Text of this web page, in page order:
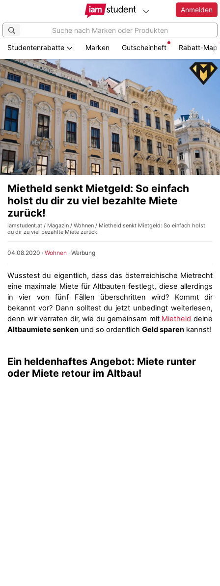
Anmelden
Studentenrabatte Marken Gutscheinheft Rabatt-Map
Mietheld senkt Mietgeld: So einfach
holst du dir zu viel bezahlte Miete
zurück!
iamstudent.at / Magazin / Wohnen / Mietheld senkt Mietgeld: So einfach holst
du dir zu viel bezahlte Miete zurück!
04.08.2020 · Wohnen · Werbung
Wusstest du eigentlich, dass das österreichische Mietrecht
eine maximale Miete für Altbauten festlegt, diese allerdings
in vier von fünf Fällen überschritten wird? Kommt dir
bekannt vor? Dann solltest du jetzt unbedingt weiterlesen,
denn wir verraten dir, wie du gemeinsam mit Mietheld deine
Altbaumiete senken und so ordentlich Geld sparen kannst!
Ein heldenhaftes Angebot: Miete runter
oder Miete retour im Altbau!